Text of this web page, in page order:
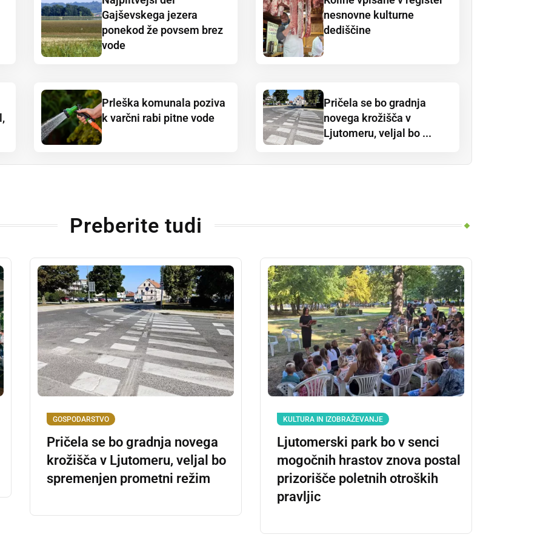
Gajševskega jezera
ponekod že povsem brez
vode
nesnovne kulturne
dediščine
Prleška komunala poziva
k varčni rabi pitne vode
Pričela se bo gradnja
novega krožišča v
Ljutomeru, veljal bo ...
Preberite tudi
GOSPODARSTVO
Pričela se bo gradnja novega
krožišča v Ljutomeru, veljal bo
spremenjen prometni režim
KULTURA IN IZOBRAŽEVANJE
Ljutomerski park bo v senci
mogočnih hrastov znova postal
prizorišče poletnih otroških
pravljic